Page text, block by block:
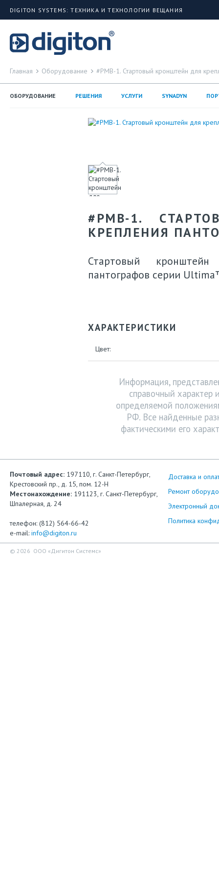
DIGITON SYSTEMS: ТЕХНИКА И ТЕХНОЛОГИИ ВЕЩАНИЯ
Главная Оборудование #PMB-1. Стартовый кронштейн для
ОБОРУДОВАНИЕ РЕШЕНИЯ УСЛУГИ SYNADYN
#PMB-1.
КРЕПЛЕНИЯ
Стартовый
пантографов серии
ХАРАКТЕРИСТИКИ
Цвет:
Информация,
справочный характер
определяемой
РФ. Все найденные
фактическими его
Почтовый адрес: 197110, г. Санкт-Петербург,
Крестовский пр., д. 15, пом. 12-Н
Местонахождение: 191123, г. Санкт-Петербург,
Шпалерная, д. 24
телефон: (812) 564-66-42
e-mail: info@digiton.ru
Доставка и
Ремонт
Электронный
Политика
© 2026 ООО «Дигитон Системс»